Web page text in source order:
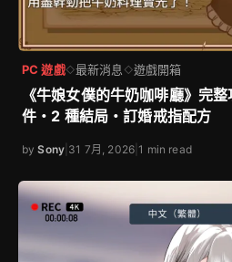
PC 遊戲◇最新消息 ◇遊戲開箱
《牛娘女僕的牛奶咖啡廳》完
件・2 種結局・訂婚戒指配方
bySony 31 7月, 2026 |1 min read